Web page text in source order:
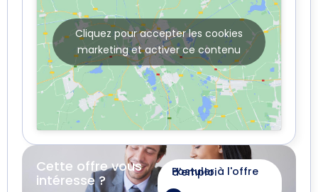
Cliquez pour accepter les cookies
marketing et activer ce contenu
Cette offre vous
intéresse ?
Postuler à l'offre d'emploi